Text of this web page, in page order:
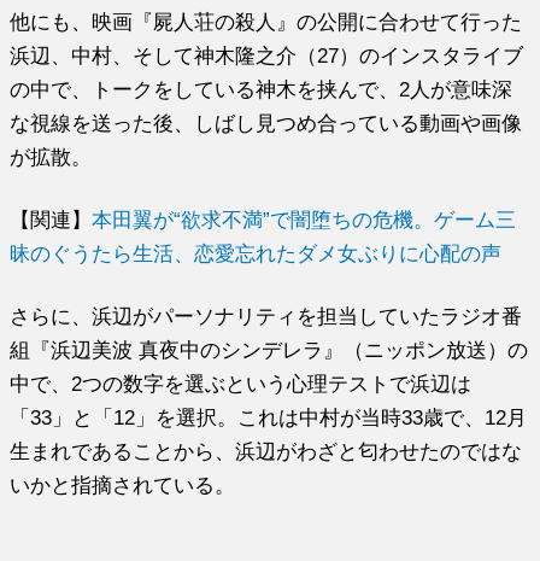
他にも、映画『屍人荘の殺人』の公開に合わせて行った
浜辺、中村、そして神木隆之介（27）のインスタライブ
の中で、トークをしている神木を挟んで、2人が意味深
な視線を送った後、しばし見つめ合っている動画や画像
が拡散。
【関連】本田翼が“欲求不満”で闇堕ちの危機。ゲーム三
昧のぐうたら生活、恋愛忘れたダメ女ぶりに心配の声
さらに、浜辺がパーソナリティを担当していたラジオ番
組『浜辺美波 真夜中のシンデレラ』（ニッポン放送）の
中で、2つの数字を選ぶという心理テストで浜辺は
「33」と「12」を選択。これは中村が当時33歳で、12月
生まれであることから、浜辺がわざと匂わせたのではな
いかと指摘されている。